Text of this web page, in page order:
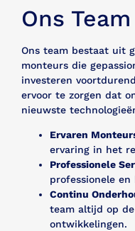
Ons
Ons team bestaat uit
monteurs die
investeren
ervoor te zorgen dat
nieuwste
Ervaren
ervaring in het
Professionele
professionele
Continu
team altijd op
ontwikkelingen.